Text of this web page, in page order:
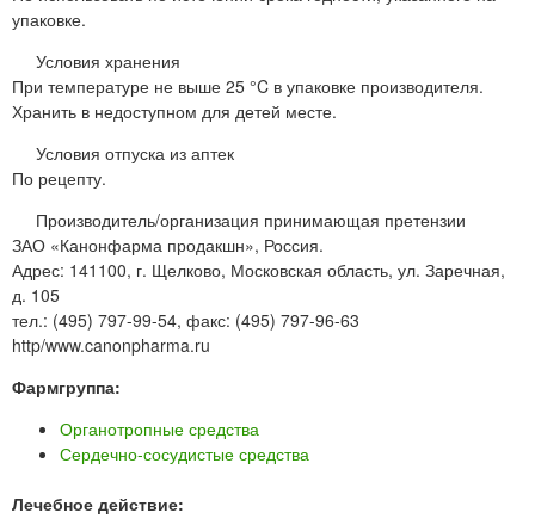
упаковке.
Условия хранения
При температуре не выше 25 °C в упаковке производителя.
Хранить в недоступном для детей месте.
Условия отпуска из аптек
По рецепту.
Производитель/организация принимающая претензии
ЗАО «Канонфарма продакшн», Россия.
Адрес: 141100, г. Щелково, Московская область, ул. Заречная,
д. 105
тел.: (495) 797-99-54, факс: (495) 797-96-63
http/www.canonpharma.ru
Фармгруппа:
Органотропные средства
Сердечно-сосудистые средства
Лечебное действие: